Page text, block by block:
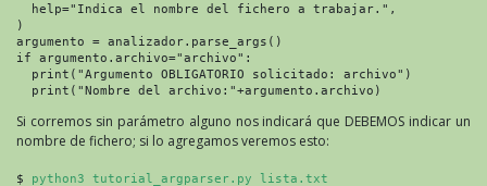
help="Indica el nombre del fichero a trabajar.",
)
argumento = analizador.parse_args()
if argumento.archivo="archivo":
print("Argumento OBLIGATORIO solicitado: archivo")
print("Nombre del archivo:"+argumento.archivo)
Si corremos sin parámetro alguno nos indicará que DEBEMOS indicar un
nombre de fichero; si lo agregamos veremos esto:
$ python3 tutorial_argparser.py lista.txt